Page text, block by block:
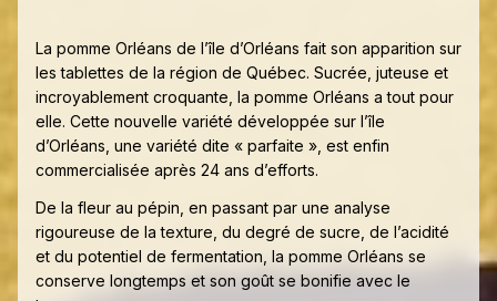
La pomme Orléans de l’île d’Orléans fait son apparition sur
les tablettes de la région de Québec. Sucrée, juteuse et
incroyablement croquante, la pomme Orléans a tout pour
elle. Cette nouvelle variété développée sur l’île
d’Orléans, une variété dite « parfaite », est enfin
commercialisée après 24 ans d’efforts.
De la fleur au pépin, en passant par une analyse
rigoureuse de la texture, du degré de sucre, de l’acidité
et du potentiel de fermentation, la pomme Orléans se
conserve longtemps et son goût se bonifie avec le